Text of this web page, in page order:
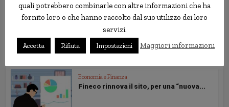
Economia e Finanza
L’evoluzione dei siti web delle banche
online:...
Economia e Finanza
Fineco rinnova il sito, per una “nuova...
quali potrebbero combinarle con altre informazioni che ha
fornito loro o che hanno raccolto dal suo utilizzo dei loro
servizi.
Accetta Rifiuta Impostazioni Maggiori informazioni